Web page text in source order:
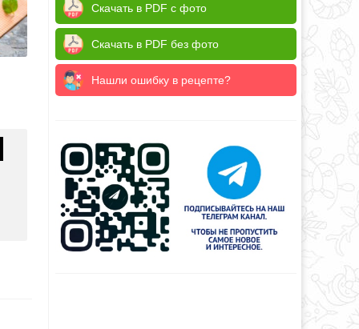
Скачать в PDF с фото
Скачать в PDF без фото
Нашли ошибку в рецепте?